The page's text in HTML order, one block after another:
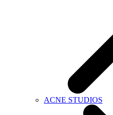
ACNE STUDIOS